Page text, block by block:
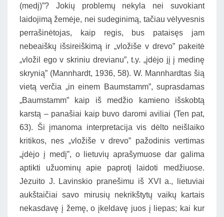
(medį)”? Jokių problemų nekyla nei suvokiant
laidojimą žemėje, nei sudeginimą, tačiau vėlyvesnis
perrašinėtojas, kaip regis, bus pataisęs jam
nebeaiškų išsireiškimą ir „vložiše v drevo” pakeitė
„vložil ego v skriniu drevianu”, t.y. „įdėjo jį į medinę
skrynią” (Mannhardt, 1936, 58). W. Mannhardtas šią
vietą verčia „in einem Baumstamm”, suprasdamas
„Baumstamm” kaip iš medžio kamieno išskobtą
karstą – panašiai kaip buvo daromi aviliai (Ten pat,
63). Ši įmanoma interpretacija vis dėlto neišlaiko
kritikos, nes „vložiše v drevo” pažodinis vertimas
„įdėjo į medį”, o lietuvių aprašymuose dar galima
aptikti užuominų apie paprotį laidoti medžiuose.
Jėzuito J. Lavinskio pranešimu iš XVI a., lietuviai
aukštaičiai savo mirusių nekrikštytų vaikų kartais
nekasdavę į žemę, o įkeldavę juos į liepas; kai kur